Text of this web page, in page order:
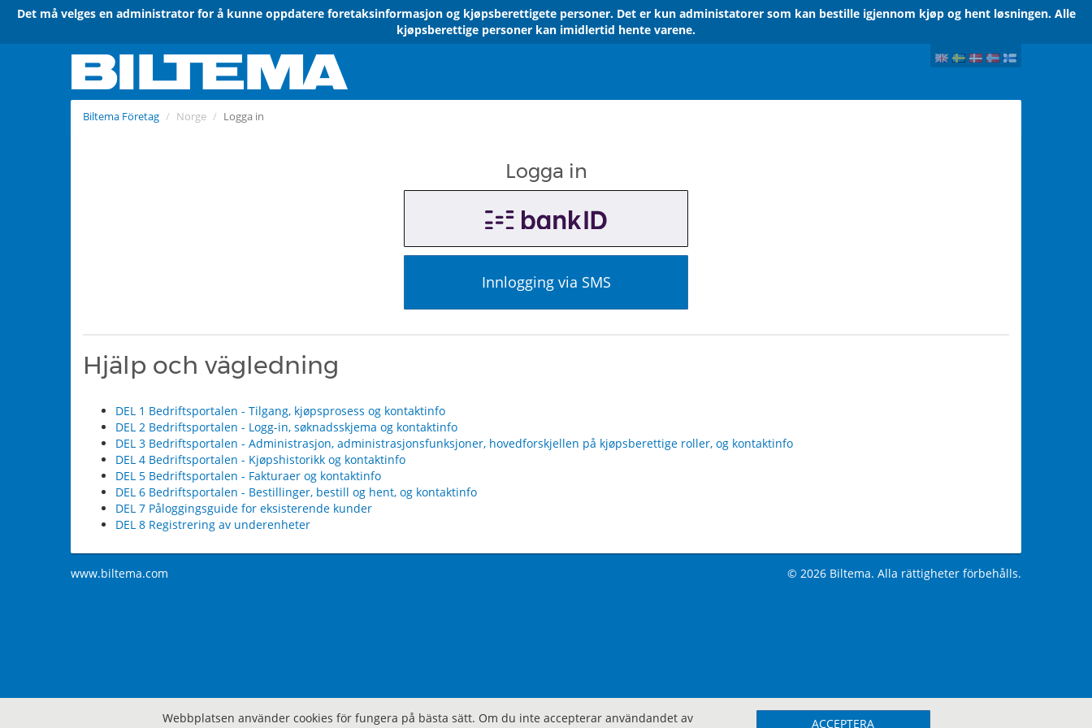
Det må velges en administrator for å kunne oppdatere foretaksinformasjon og kjøpsberettigete personer. Det er kun administatorer som kan bestille igjennom kjøp og hent løsningen. Alle
kjøpsberettige personer kan imidlertid hente varene.
Biltema Företag Norge Logga in
Logga in
Innlogging via SMS
Hjälp och vägledning
DEL 1 Bedriftsportalen - Tilgang, kjøpsprosess og kontaktinfo
DEL 2 Bedriftsportalen - Logg-in, søknadsskjema og kontaktinfo
DEL 3 Bedriftsportalen - Administrasjon, administrasjonsfunksjoner, hovedforskjellen på kjøpsberettige roller, og kontaktinfo
DEL 4 Bedriftsportalen - Kjøpshistorikk og kontaktinfo
DEL 5 Bedriftsportalen - Fakturaer og kontaktinfo
DEL 6 Bedriftsportalen - Bestillinger, bestill og hent, og kontaktinfo
DEL 7 Påloggingsguide for eksisterende kunder
DEL 8 Registrering av underenheter
www.biltema.com © 2026 Biltema. Alla rättigheter förbehålls.
Webbplatsen använder cookies för fungera på bästa sätt. Om du inte accepterar användandet av
ACCEPTERA